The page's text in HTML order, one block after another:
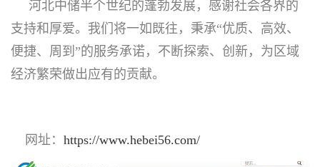
河北中储半个世纪的蓬勃发展，感谢社会各界的
支持和厚爱。我们将一如既往，秉承“优质、高效、
便捷、周到”的服务承诺，不断探索、创新，为区域
经济繁荣做出应有的贡献。
网址： https://www.hebei56.com/